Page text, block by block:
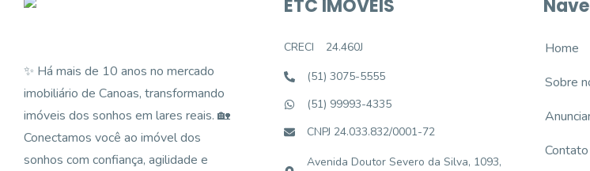
✨ Há mais de 10 anos no mercado
imobiliário de Canoas, transformando
imóveis dos sonhos em lares reais. 🏡
Conectamos você ao imóvel dos
sonhos com confiança, agilidade e
ETC IMÓVEIS
CRECI
24.460J
(51) 3075-5555
(51) 99993-4335
CNPJ 24.033.832/0001-72
Avenida Doutor Severo da Silva, 1093,
Home
Sobre
Contato